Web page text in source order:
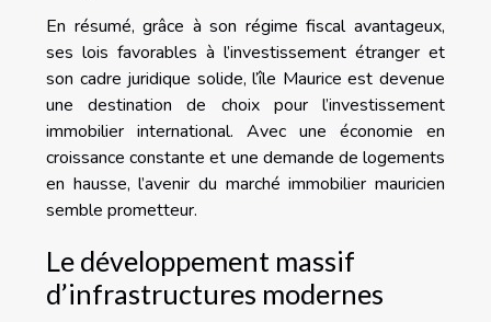
En résumé, grâce à son régime fiscal avantageux,
ses lois favorables à l’investissement étranger et
son cadre juridique solide, l’île Maurice est devenue
une destination de choix pour l’investissement
immobilier international. Avec une économie en
croissance constante et une demande de logements
en hausse, l’avenir du marché immobilier mauricien
semble prometteur.
Le développement massif
d’infrastructures modernes